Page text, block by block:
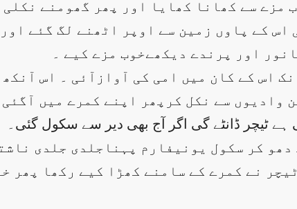
سے کھانا کھایا اور پھر گھومنے
اس کے پاوں زمین سے اوپر اٹھنے لگ گئے
اور پرندے دیکھےخوب مزے کیے ۔
وادیوں سے نکل کرپھر اپنے کمرے میں آگئی
کر سکول یونیفارم پہناجلدی جلدی
نے کمرے کے سامنے کھڑا کیے رکھا پھر